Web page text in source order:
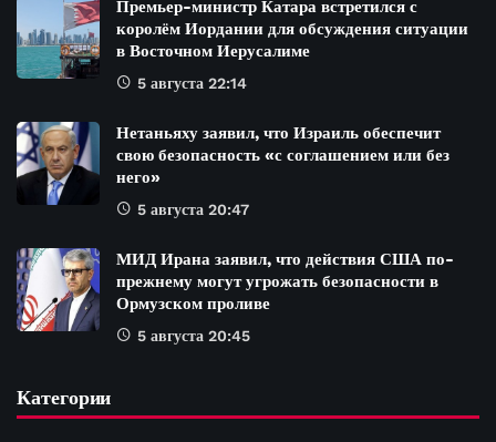
Премьер-министр Катара встретился с
королём Иордании для обсуждения ситуации
в Восточном Иерусалиме
5 августа 22:14
Нетаньяху заявил, что Израиль обеспечит
свою безопасность «с соглашением или без
него»
5 августа 20:47
МИД Ирана заявил, что действия США по-
прежнему могут угрожать безопасности в
Ормузском проливе
5 августа 20:45
Категории